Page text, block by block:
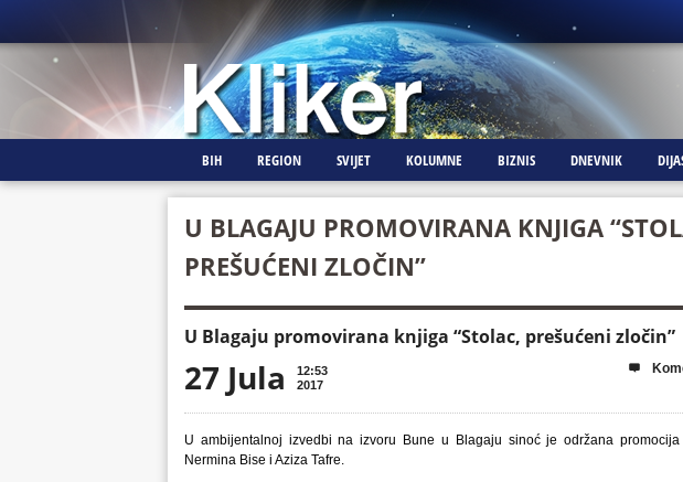
BIH REGION SVIJET KOLUMNE BIZNIS DNEVNIK
U BLAGAJU PROMOVIRANA KNJIGA
PREŠUĆENI ZLOČIN”
U Blagaju promovirana knjiga “Stolac, prešućeni zločin”
27 Jula
12:53
2017

U ambijentalnoj izvedbi na izvoru Bune u Blagaju sinoć je održana promocija
Nermina Bise i Aziza Tafre.